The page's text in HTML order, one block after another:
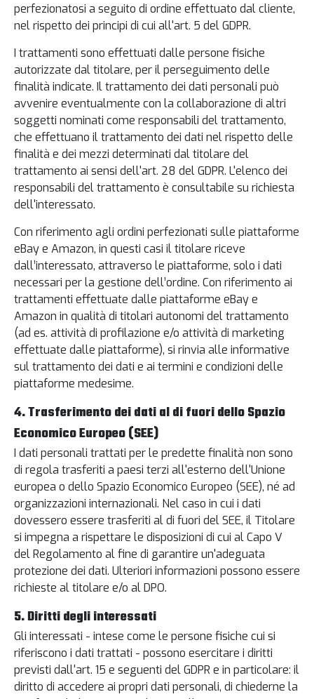
perfezionatosi a seguito di ordine effettuato dal cliente,
nel rispetto dei principi di cui all'art. 5 del GDPR.
I trattamenti sono effettuati dalle persone fisiche
autorizzate dal titolare, per il perseguimento delle
finalità indicate. Il trattamento dei dati personali può
avvenire eventualmente con la collaborazione di altri
soggetti nominati come responsabili del trattamento,
che effettuano il trattamento dei dati nel rispetto delle
finalità e dei mezzi determinati dal titolare del
trattamento ai sensi dell'art. 28 del GDPR. L'elenco dei
responsabili del trattamento è consultabile su richiesta
dell'interessato.
Con riferimento agli ordini perfezionati sulle piattaforme
eBay e Amazon, in questi casi il titolare riceve
dall’interessato, attraverso le piattaforme, solo i dati
necessari per la gestione dell’ordine. Con riferimento ai
trattamenti effettuate dalle piattaforme eBay e
Amazon in qualità di titolari autonomi del trattamento
(ad es. attività di profilazione e/o attività di marketing
effettuate dalle piattaforme), si rinvia alle informative
sul trattamento dei dati e ai termini e condizioni delle
piattaforme medesime.
4. Trasferimento dei dati al di fuori dello Spazio
Economico Europeo (SEE)
I dati personali trattati per le predette finalità non sono
di regola trasferiti a paesi terzi all'esterno dell'Unione
europea o dello Spazio Economico Europeo (SEE), né ad
organizzazioni internazionali. Nel caso in cui i dati
dovessero essere trasferiti al di fuori del SEE, il Titolare
si impegna a rispettare le disposizioni di cui al Capo V
del Regolamento al fine di garantire un'adeguata
protezione dei dati. Ulteriori informazioni possono essere
richieste al titolare e/o al DPO.
5. Diritti degli interessati
Gli interessati - intese come le persone fisiche cui si
riferiscono i dati trattati - possono esercitare i diritti
previsti dall'art. 15 e seguenti del GDPR e in particolare: il
diritto di accedere ai propri dati personali, di chiederne la